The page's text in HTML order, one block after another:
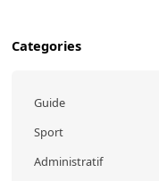
Categories
Guide
Sport
Administratif